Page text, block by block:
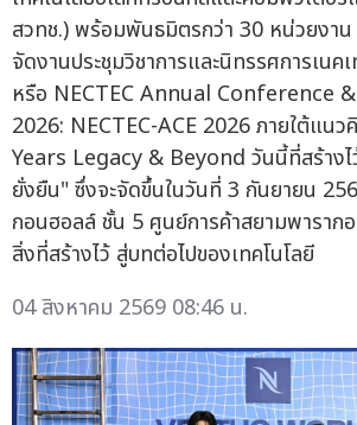
สวทช.) พร้อมพันธมิตรกว่า 30 หน่วยงา
จัดงานประชุมวิชาการและนิทรรศการเนค
หรือ NECTEC Annual Conference
2026: NECTEC-ACE 2026 ภายใต้แน
Years Legacy & Beyond วันนี้ที่สร้างไ
ยั่งยืน" ซึ่งจะจัดขึ้นในวันที่ 3 กันยายน
กอนฮอลล์ ชั้น 5 ศูนย์การค้าสยามพาราก
สิ่งที่สร้างไว้ สู่บทต่อไปของเทคโนโลยี
04 สิงหาคม 2569 08:46 น.